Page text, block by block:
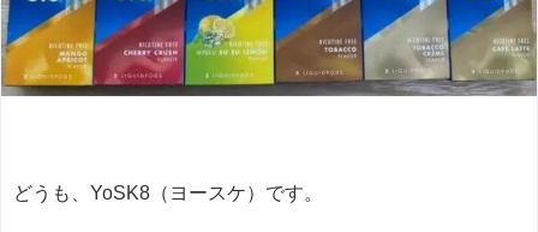
どうも、YoSK8（ヨースケ）です。